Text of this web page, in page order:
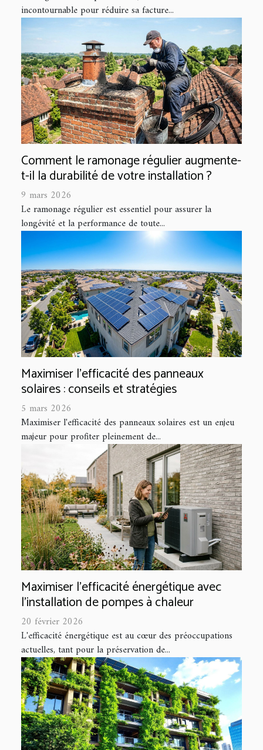
incontournable pour réduire sa facture...
Comment le ramonage régulier augmente-
t-il la durabilité de votre installation ?
9 mars 2026
Le ramonage régulier est essentiel pour assurer la
longévité et la performance de toute...
Maximiser l'efficacité des panneaux
solaires : conseils et stratégies
5 mars 2026
Maximiser l'efficacité des panneaux solaires est un enjeu
majeur pour profiter pleinement de...
Maximiser l'efficacité énergétique avec
l'installation de pompes à chaleur
20 février 2026
L'efficacité énergétique est au cœur des préoccupations
actuelles, tant pour la préservation de...